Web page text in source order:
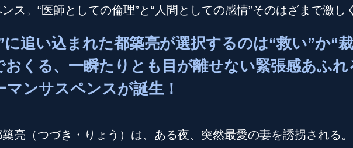
ス。“医師としての倫理”と“人間としての感情”そのはざまで激
に追い込まれた都築亮が選択するのは“救い”か“
くる、一瞬たりとも目が離せない緊張感あふれ
ンサスペンスが誕生！
亮（つづき・りょう）は、ある夜、突然最愛の妻を誘拐される